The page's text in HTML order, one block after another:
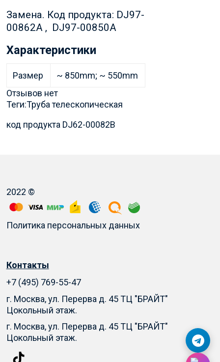
Замена. Код продукта: DJ97-
00862A , DJ97-00850A
Характеристики
Размер
~ 850mm; ~ 550mm
Отзывов нет
Теги:Труба телескопическая
код продукта DJ62-00082B
2022 ©
Политика персональных данных
Контакты
+7 (495) 769-55-47
г. Москва, ул. Перерва д. 45 ТЦ "БРАЙТ"
Цокольный этаж.
г. Москва, ул. Перерва д. 45 ТЦ "БРАЙТ"
Цокольный этаж.